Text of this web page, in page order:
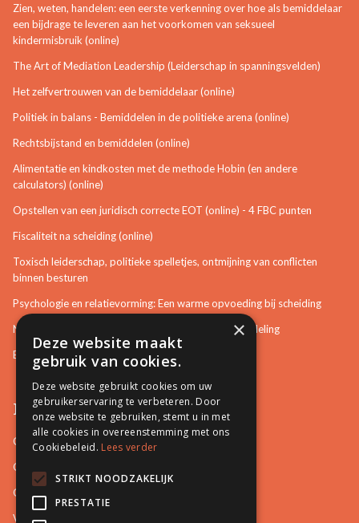
Zien, weten, handelen: een eerste verkenning over hoe als bemiddelaar
een bijdrage te leveren aan het voorkomen van seksueel
kindermisbruik (online)
The Art of Mediation Leadership (Leiderschap in spanningsvelden)
Het zelfvertrouwen van de bemiddelaar (online)
Politiek in balans - Bemiddelen in de politieke arena (online)
Rechtsbijstand en bemiddelen (online)
Alimentatie en kindkosten met de methode Hobin (en andere
calculators) (online)
Opstellen van een juridisch correcte EOT (online) - 4 FBC punten
Fiscaliteit na scheiding (online)
Toxisch leiderschap, politieke spelletjes, ontmijning van conflicten
binnen besturen
Psychologie en relatievorming: Een warme opvoeding bij scheiding
Neurotisch of afwijkend gedrag herkennen in bemiddeling
Bemiddeling in bouwzaken
Pro Mediation
Contact
Over ons
Onze docenten
Video's
×
Deze website maakt
gebruik van cookies.
Deze website gebruikt cookies om uw
gebruikerservaring te verbeteren. Door
onze website te gebruiken, stemt u in met
alle cookies in overeenstemming met ons
Cookiebeleid. Lees verder
STRIKT NOODZAKELIJK
PRESTATIE